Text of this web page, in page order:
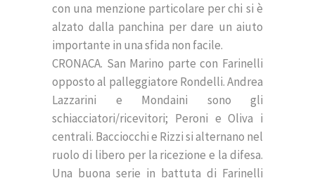
con una menzione particolare per chi si è
alzato dalla panchina per dare un aiuto
importante in una sfida non facile.
CRONACA. San Marino parte con Farinelli
opposto al palleggiatore Rondelli. Andrea
Lazzarini e Mondaini sono gli
schiacciatori/ricevitori; Peroni e Oliva i
centrali. Bacciocchi e Rizzi si alternano nel
ruolo di libero per la ricezione e la difesa.
Una buona serie in battuta di Farinelli